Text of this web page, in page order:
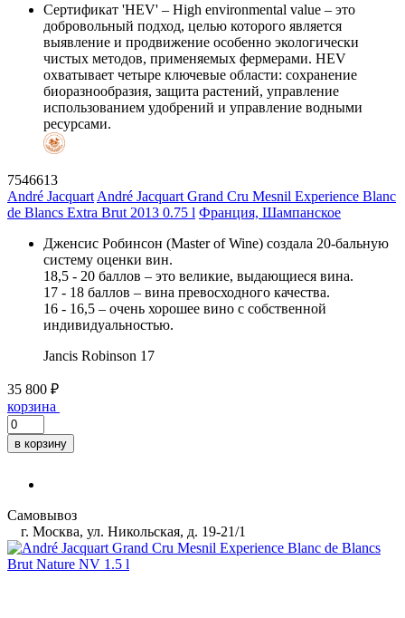
Сертификат 'HEV' – High environmental value – это
добровольный подход, целью которого является
выявление и продвижение особенно экологически
чистых методов, применяемых фермерами. HEV
охватывает четыре ключевые области: сохранение
биоразнообразия, защита растений, управление
использованием удобрений и управление водными
ресурсами.
7546613
André Jacquart André Jacquart Grand Cru Mesnil Experience Blanc
de Blancs Extra Brut 2013 0.75 l Франция, Шампанское
Дженсис Робинсон (Master of Wine) создала 20-бальную
систему оценки вин.
18,5 - 20 баллов – это великие, выдающиеся вина.
17 - 18 баллов – вина превосходного качества.
16 - 16,5 – очень хорошее вино с собственной
индивидуальностью.
Jancis Robinson 17
35 800 ₽
корзина
в корзину
Самовывоз
г. Москва, ул. Никольская, д. 19-21/1